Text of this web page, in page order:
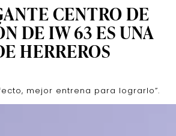
CENTRO DE
DE IW 63 ES UNA
HERREROS
mejor entrena para lograrlo”.